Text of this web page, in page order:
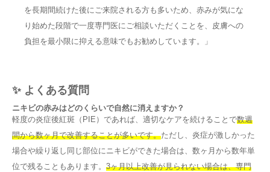
を長期間続けた後にご来院される方も多いため、赤みが気にな
り始めた段階で一度専門医にご相談いただくことを、皮膚への
負担を最小限に抑える意味でもお勧めしています。」
✨ よくある質問
ニキビの赤みはどのくらいで自然に消えますか？
軽度の炎症後紅斑（PIE）であれば、適切なケアを続けることで数週
間から数ヶ月で改善することが多いです。ただし、炎症が激しかった
場合や繰り返し同じ部位にニキビができた場合は、数ヶ月から数年単
位で残ることもあります。 3ヶ月以上改善が見られない場合は、専門